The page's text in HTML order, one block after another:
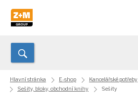
Hlavní stránka E-shop Kancelářské potřeby
Sešity, bloky, obchodní knihy
Sešity